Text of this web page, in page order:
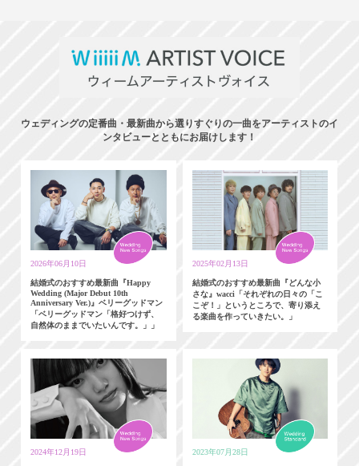
ウェディングの定番曲・最新曲から選りすぐりの一曲をアーティストのイ
ンタビューとともにお届けします！
2026年06月10日
結婚式のおすすめ最新曲『Happy
Wedding (Major Debut 10th
Anniversary Ver.)』ベリーグッドマン
「ベリーグッドマン「格好つけず、
自然体のままでいたいんです。」」
2025年02月13日
結婚式のおすすめ最新曲『どんな小
さな』wacci「それぞれの日々の「こ
こぞ！」というところで、寄り添え
る楽曲を作っていきたい。」
2024年12月19日 2023年07月28日